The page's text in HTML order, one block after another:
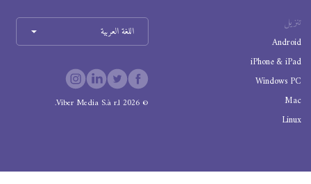
تنزيل
Android
iPhone & iPad
Windows PC
Mac
Linux
اللغة العربية
©
2026
Viber Media S.à r.l.